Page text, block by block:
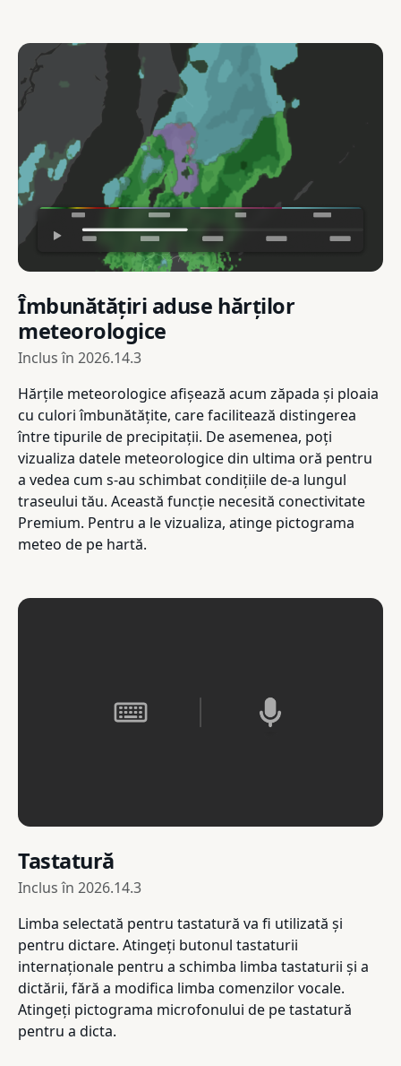
Îmbunătățiri aduse hărților
meteorologice
Inclus în 2026.14.3
Hărțile meteorologice afișează acum zăpada și ploaia
cu culori îmbunătățite, care facilitează distingerea
între tipurile de precipitații. De asemenea, poți
vizualiza datele meteorologice din ultima oră pentru
a vedea cum s-au schimbat condițiile de-a lungul
traseului tău. Această funcție necesită conectivitate
Premium. Pentru a le vizualiza, atinge pictograma
meteo de pe hartă.
Tastatură
Inclus în 2026.14.3
Limba selectată pentru tastatură va fi utilizată și
pentru dictare. Atingeți butonul tastaturii
internaționale pentru a schimba limba tastaturii și a
dictării, fără a modifica limba comenzilor vocale.
Atingeți pictograma microfonului de pe tastatură
pentru a dicta.